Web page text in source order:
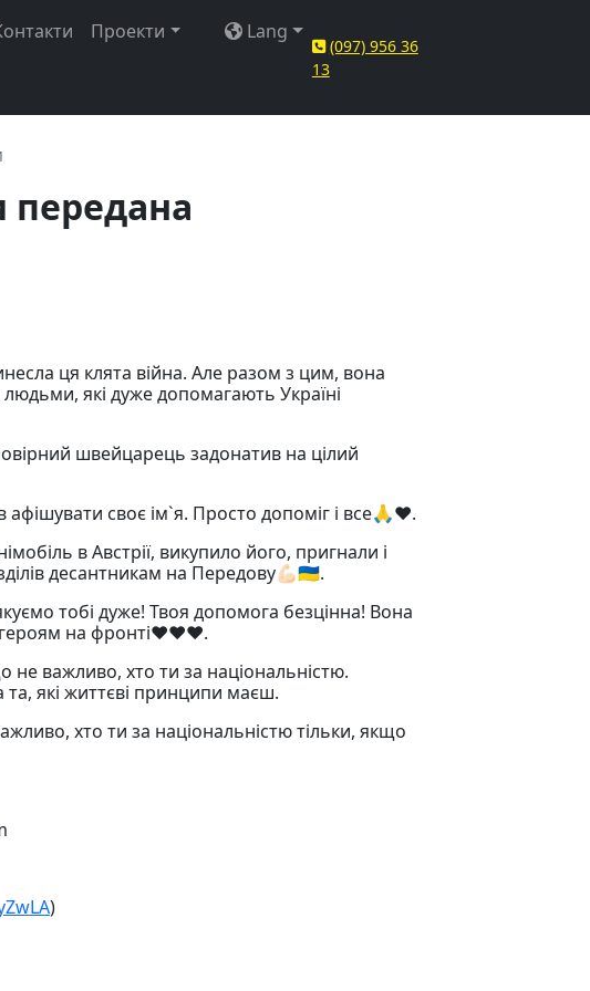
Проекти Lang
(097) 956 36
13
ця клята війна. Але разом з цим, вона
які дуже допомагають Україні
швейцарець задонатив на цілий
афішувати своє ім`я. Просто допоміг і все🙏❤️.
в Австрії, викупило його, пригнали і
десантникам на Передову💪🏻🇺🇦.
тобі дуже! Твоя допомога безцінна! Вона
на фронті❤️❤️❤️.
не важливо, хто ти за національністю.
які життєві принципи маєш.
хто ти за національністю тільки, якщо
)